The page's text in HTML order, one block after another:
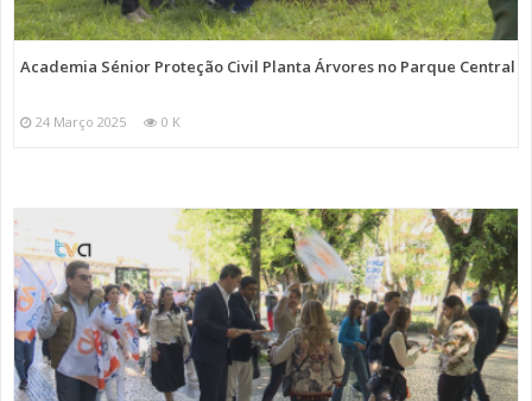
Academia Sénior Proteção Civil Planta Árvores no Parque Central
24 Março 2025 0 K